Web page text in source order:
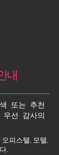
내
또는 추천
선 감사의
피스텔, 모텔,
.